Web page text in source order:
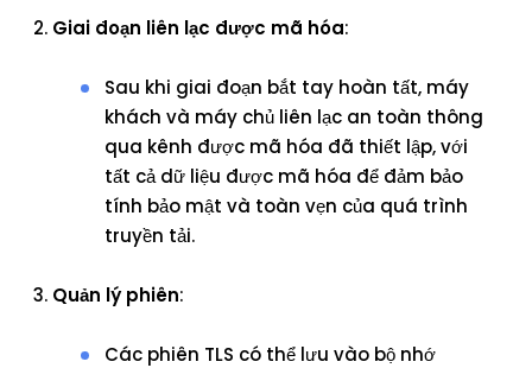
Giai đoạn liên lạc được mã hóa:
Sau khi giai đoạn bắt tay hoàn tất, máy
khách và máy chủ liên lạc an toàn thông
qua kênh được mã hóa đã thiết lập, với
tất cả dữ liệu được mã hóa để đảm bảo
tính bảo mật và toàn vẹn của quá trình
truyền tải.
Quản lý phiên:
Các phiên TLS có thể lưu vào bộ nhớ